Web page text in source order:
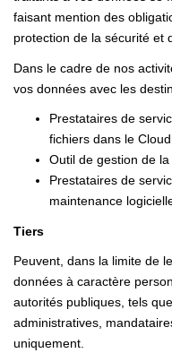
faisant mention des
protection de la sécurité et
Dans le cadre de nos
vos données avec les
Prestataires de
fichiers dans le
Outil de gestion de
Prestataires de
maintenance
Tiers
Peuvent, dans la limite de
données à caractère
autorités publiques, tels
administratives,
uniquement.